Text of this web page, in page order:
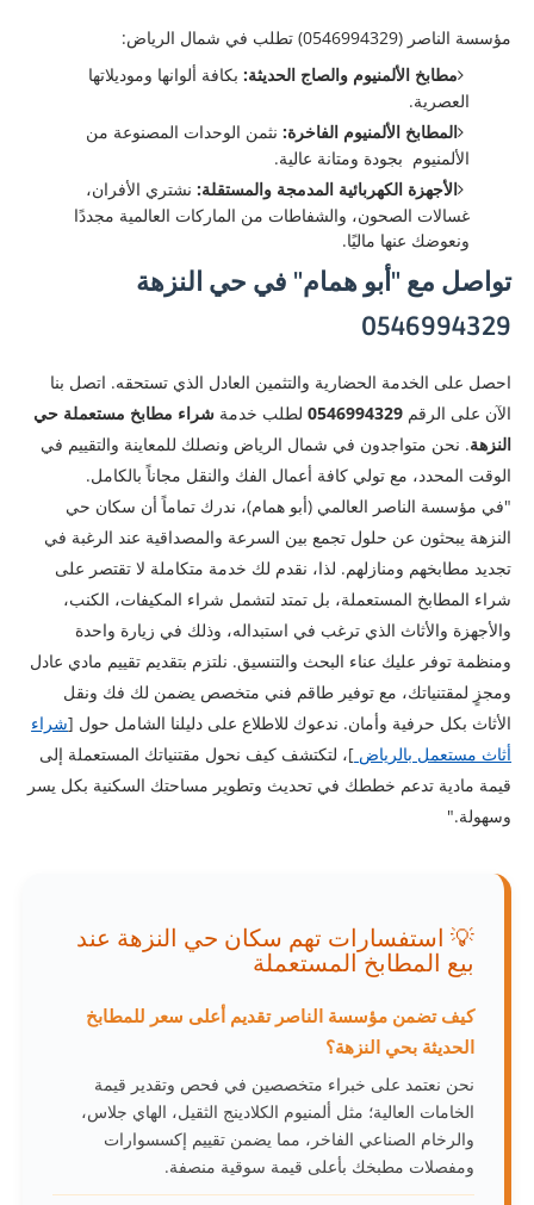
​مؤسسة الناصر (0546994329) تطلب في شمال الرياض:
مطابخ الألمنيوم والصاج الحديثة:بكافة ألوانها وموديلاتها
العصرية.
المطابخ الألمنيوم الفاخرة:نثمن الوحدات المصنوعة من
الألمنيوم بجودة ومتانة عالية.
الأجهزة الكهربائية المدمجة والمستقلة:نشتري الأفران،
غسالات الصحون، والشفاطات من الماركات العالمية مجددًا
ونعوضك عنها ماليًا.
تواصل مع "أبو همام" في حي النزهة
0546994329
​احصل على الخدمة الحضارية والتثمين العادل الذي تستحقه. اتصل بنا
الآن على الرقم 0546994329لطلب خدمة شراء مطابخ مستعملة حي
النزهة. نحن متواجدون في شمال الرياض ونصلك للمعاينة والتقييم في
الوقت المحدد، مع تولي كافة أعمال الفك والنقل مجاناً بالكامل.
"في مؤسسة الناصر العالمي (أبو همام)، ندرك تماماً أن سكان حي
النزهة يبحثون عن حلول تجمع بين السرعة والمصداقية عند الرغبة في
تجديد مطابخهم ومنازلهم. لذا، نقدم لك خدمة متكاملة لا تقتصر على
شراء المطابخ المستعملة، بل تمتد لتشمل شراء المكيفات، الكنب،
والأجهزة والأثاث الذي ترغب في استبداله، وذلك في زيارة واحدة
ومنظمة توفر عليك عناء البحث والتنسيق. نلتزم بتقديم تقييم مادي عادل
ومجزٍ لمقتنياتك، مع توفير طاقم فني متخصص يضمن لك فك ونقل
الأثاث بكل حرفية وأمان. ندعوك للاطلاع على دليلنا الشامل حول [شراء
أثاث مستعمل بالرياض ]، لتكتشف كيف نحول مقتنياتك المستعملة إلى
قيمة مادية تدعم خططك في تحديث وتطوير مساحتك السكنية بكل يسر
وسهولة."
💡 استفسارات تهم سكان حي النزهة عند
بيع المطابخ المستعملة
كيف تضمن مؤسسة الناصر تقديم أعلى سعر للمطابخ
الحديثة بحي النزهة؟
نحن نعتمد على خبراء متخصصين في فحص وتقدير قيمة
الخامات العالية؛ مثل ألمنيوم الكلادينج الثقيل، الهاي جلاس،
والرخام الصناعي الفاخر، مما يضمن تقييم إكسسوارات
ومفصلات مطبخك بأعلى قيمة سوقية منصفة.